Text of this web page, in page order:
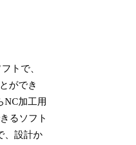
トで、
ができ
NC加工用
るソフト
、設計か